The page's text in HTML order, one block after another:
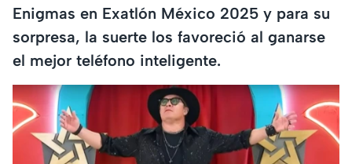
Enigmas en Exatlón México 2025 y para su
sorpresa, la suerte los favoreció al ganarse
el mejor teléfono inteligente.